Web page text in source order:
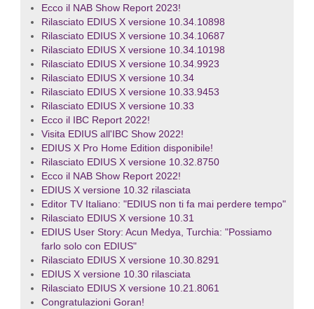
Ecco il NAB Show Report 2023!
Rilasciato EDIUS X versione 10.34.10898
Rilasciato EDIUS X versione 10.34.10687
Rilasciato EDIUS X versione 10.34.10198
Rilasciato EDIUS X versione 10.34.9923
Rilasciato EDIUS X versione 10.34
Rilasciato EDIUS X versione 10.33.9453
Rilasciato EDIUS X versione 10.33
Ecco il IBC Report 2022!
Visita EDIUS all'IBC Show 2022!
EDIUS X Pro Home Edition disponibile!
Rilasciato EDIUS X versione 10.32.8750
Ecco il NAB Show Report 2022!
EDIUS X versione 10.32 rilasciata
Editor TV Italiano: "EDIUS non ti fa mai perdere tempo"
Rilasciato EDIUS X versione 10.31
EDIUS User Story: Acun Medya, Turchia: "Possiamo
farlo solo con EDIUS"
Rilasciato EDIUS X versione 10.30.8291
EDIUS X versione 10.30 rilasciata
Rilasciato EDIUS X versione 10.21.8061
Congratulazioni Goran!